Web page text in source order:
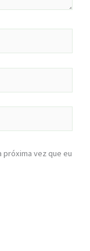
próxima vez que eu